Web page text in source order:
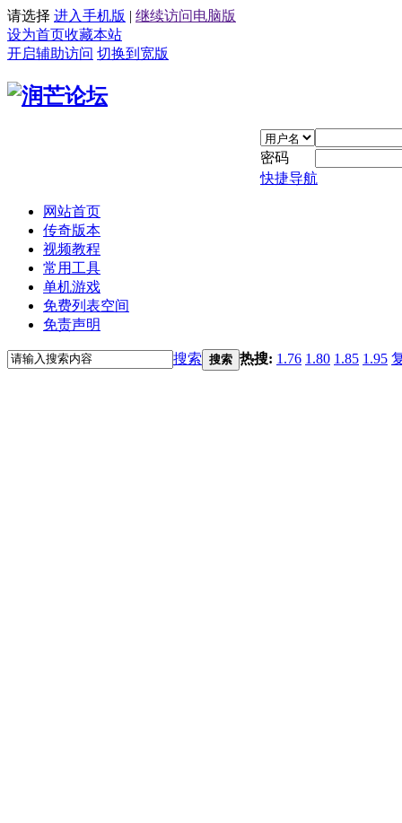
请选择 进入手机版 | 继续访问电脑版
设为首页收藏本站
开启辅助访问 切换到宽版
密码
快捷导航
网站首页
传奇版本
视频教程
常用工具
单机游戏
免费列表空间
免责声明
搜索 搜索 热搜: 1.76 1.80 1.85 1.95